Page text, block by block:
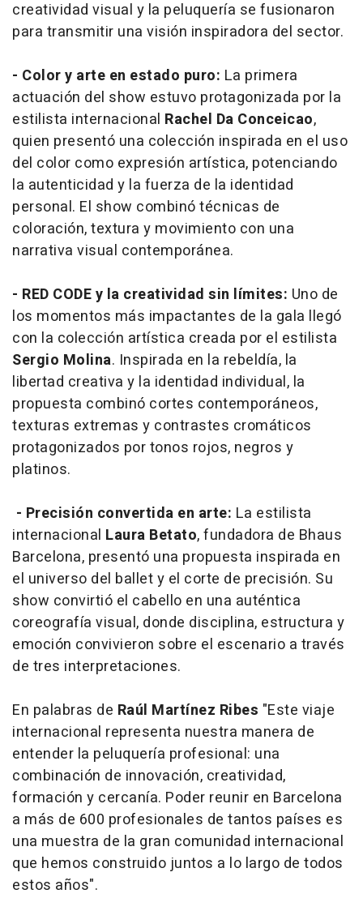
creatividad visual y la peluquería se fusionaron
para transmitir una visión inspiradora del sector.
- Color y arte en estado puro: La primera
actuación del show estuvo protagonizada por la
estilista internacional Rachel Da Conceicao,
quien presentó una colección inspirada en el uso
del color como expresión artística, potenciando
la autenticidad y la fuerza de la identidad
personal. El show combinó técnicas de
coloración, textura y movimiento con una
narrativa visual contemporánea.
- RED CODE y la creatividad sin límites: Uno de
los momentos más impactantes de la gala llegó
con la colección artística creada por el estilista
Sergio Molina. Inspirada en la rebeldía, la
libertad creativa y la identidad individual, la
propuesta combinó cortes contemporáneos,
texturas extremas y contrastes cromáticos
protagonizados por tonos rojos, negros y
platinos.
- Precisión convertida en arte: La estilista
internacional Laura Betato, fundadora de Bhaus
Barcelona, presentó una propuesta inspirada en
el universo del ballet y el corte de precisión. Su
show convirtió el cabello en una auténtica
coreografía visual, donde disciplina, estructura y
emoción convivieron sobre el escenario a través
de tres interpretaciones.
En palabras de Raúl Martínez Ribes "Este viaje
internacional representa nuestra manera de
entender la peluquería profesional: una
combinación de innovación, creatividad,
formación y cercanía. Poder reunir en Barcelona
a más de 600 profesionales de tantos países es
una muestra de la gran comunidad internacional
que hemos construido juntos a lo largo de todos
estos años".